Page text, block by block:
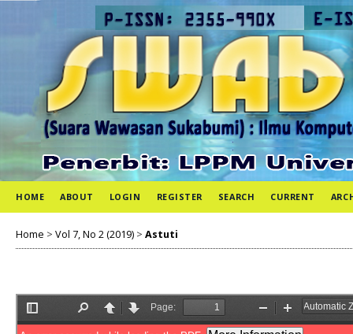
HOME ABOUT LOGIN REGISTER SEARCH CURRENT
Home > Vol 7, No 2 (2019) > Astuti